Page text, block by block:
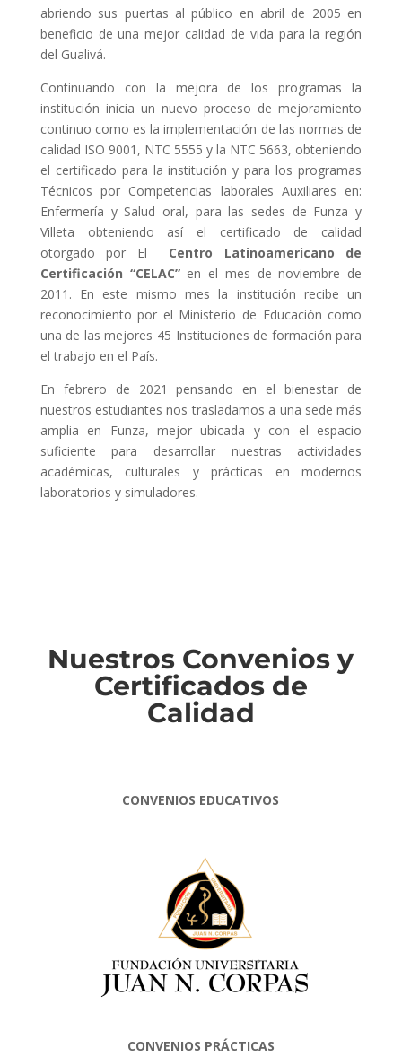
abriendo sus puertas al público en abril de 2005 en
beneficio de una mejor calidad de vida para la región
del Gualivá.
Continuando con la mejora de los programas la
institución inicia un nuevo proceso de mejoramiento
continuo como es la implementación de las normas de
calidad ISO 9001, NTC 5555 y la NTC 5663, obteniendo
el certificado para la institución y para los programas
Técnicos por Competencias laborales Auxiliares en:
Enfermería y Salud oral, para las sedes de Funza y
Villeta obteniendo así el certificado de calidad
otorgado por El
Centro Latinoamericano de
Certificación “CELAC” en el mes de noviembre de
2011. En este mismo mes la institución recibe un
reconocimiento por el Ministerio de Educación como
una de las mejores 45 Instituciones de formación para
el trabajo en el País.
En febrero de 2021 pensando en el bienestar de
nuestros estudiantes nos trasladamos a una sede más
amplia en Funza, mejor ubicada y con el espacio
suficiente para desarrollar nuestras actividades
académicas, culturales y prácticas en modernos
laboratorios y simuladores.
Nuestros Convenios y
Certificados de
Calidad
CONVENIOS EDUCATIVOS
CONVENIOS PRÁCTICAS